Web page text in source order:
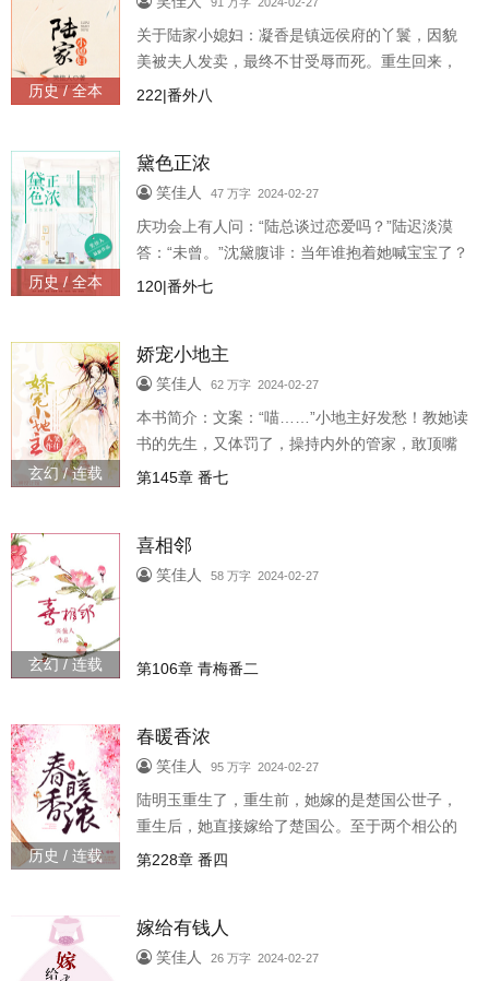
历史 / 全本
关于陆家小媳妇：凝香是镇远侯府的丫鬟，因貌
美被夫人发卖，最终不甘受辱而死。重生回来，
凝香早早赎了身，安心当个农家女，不想又被邻
222|番外八
历史 / 全本
黛色正浓
笑佳人 47 万字 2024-02-27
庆功会上有人问：“陆总谈过恋爱吗？”陆迟淡漠
答：“未曾。”沈黛腹诽：当年谁抱着她喊宝宝了？
最喜欢男票什么？”沈黛甜蜜笑：“高大英俊，温柔
120|番外七
玄幻 / 连载
娇宠小地主
笑佳人 62 万字 2024-02-27
本书简介：文案：“喵……”小地主好发愁！教她读
书的先生，又体罚了，操持内外的管家，敢顶嘴
啦！种田收粮的庄头，不老实了，看守山林的猎
第145章 番七
玄幻 / 连载
喜相邻
笑佳人 58 万字 2024-02-27
第106章 青梅番二
历史 / 连载
春暖香浓
笑佳人 95 万字 2024-02-27
陆明玉重生了，重生前，她嫁的是楚国公世子，
重生后，她直接嫁给了楚国公。至于两个相公的
差别，陆明玉脸红：更高更帅、更甜更强……阅
第228章 番四
嫁给有钱人
笑佳人 26 万字 2024-02-27